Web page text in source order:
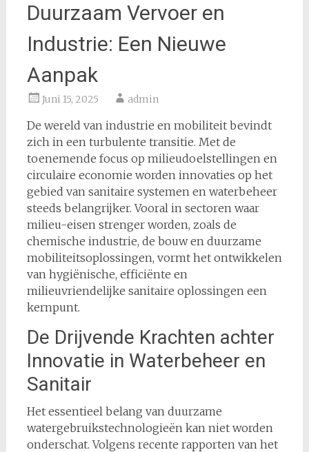
Duurzaam Vervoer en
Industrie: Een Nieuwe
Aanpak
Juni 15, 2025 admin
De wereld van industrie en mobiliteit bevindt
zich in een turbulente transitie. Met de
toenemende focus op milieudoelstellingen en
circulaire economie worden innovaties op het
gebied van sanitaire systemen en waterbeheer
steeds belangrijker. Vooral in sectoren waar
milieu-eisen strenger worden, zoals de
chemische industrie, de bouw en duurzame
mobiliteitsoplossingen, vormt het ontwikkelen
van hygiënische, efficiënte en
milieuvriendelijke sanitaire oplossingen een
kernpunt.
De Drijvende Krachten achter
Innovatie in Waterbeheer en
Sanitair
Het essentieel belang van duurzame
watergebruikstechnologieën kan niet worden
onderschat. Volgens recente rapporten van het